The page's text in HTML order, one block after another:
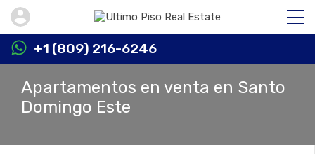
+1 (809) 216-6246
Apartamentos en venta en Santo
Domingo Este